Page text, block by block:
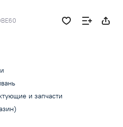
и запчасти